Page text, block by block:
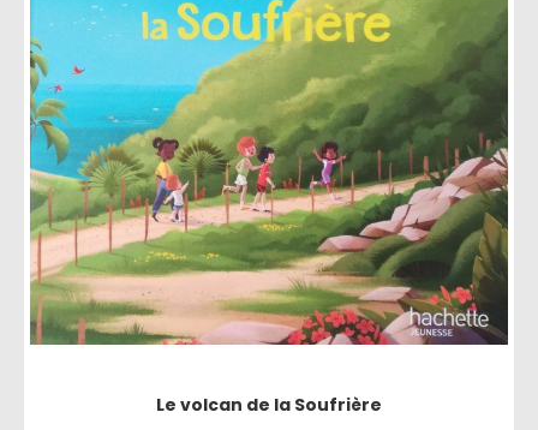
Le volcan de la Soufrière